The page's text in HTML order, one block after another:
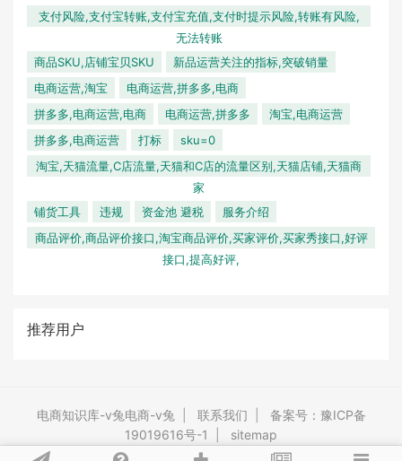
支付风险,支付宝转账,支付宝充值,支付时提示风险,转账有风险,
无法转账
商品SKU,店铺宝贝SKU
新品运营关注的指标,突破销量
电商运营,淘宝
电商运营,拼多多,电商
拼多多,电商运营,电商
电商运营,拼多多
淘宝,电商运营
拼多多,电商运营
打标
sku=0
淘宝,天猫流量,C店流量,天猫和C店的流量区别,天猫店铺,天猫商
家
铺货工具
违规 资金池 避税
服务介绍
商品评价,商品评价接口,淘宝商品评价,买家评价,买家秀接口,好评
接口,提高好评,
推荐用户
电商知识库-v兔电商-v兔 联系我们
备案号：豫ICP备
19019616号-1
sitemap